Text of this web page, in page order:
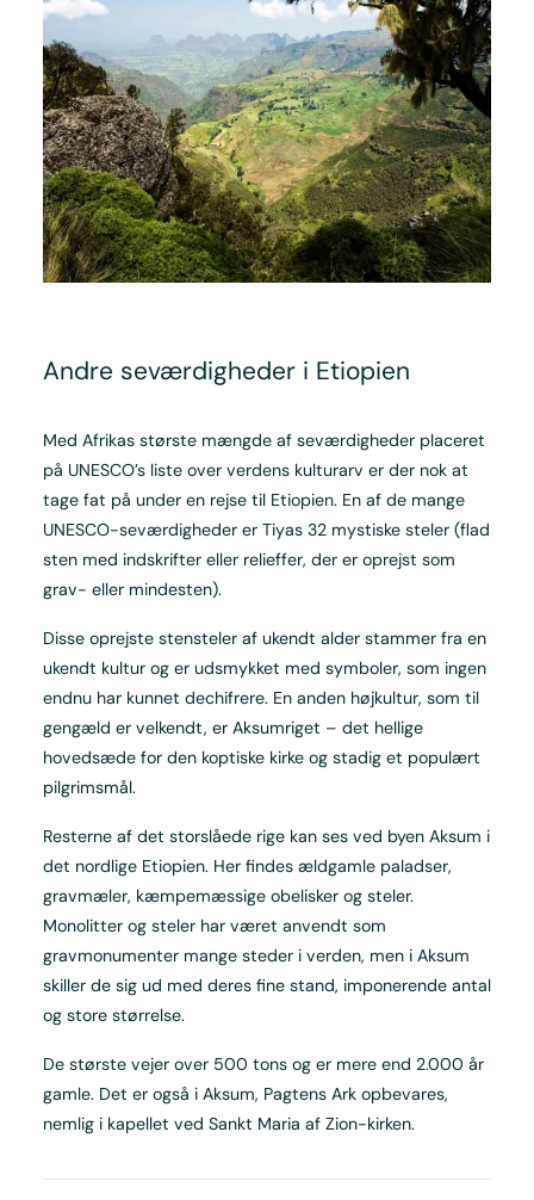
Andre seværdigheder i Etiopien
Med Afrikas største mængde af seværdigheder placeret
på UNESCO’s liste over verdens kulturarv er der nok at
tage fat på under en rejse til Etiopien. En af de mange
UNESCO-seværdigheder er Tiyas 32 mystiske steler (flad
sten med indskrifter eller relieffer, der er oprejst som
grav- eller mindesten).
Disse oprejste stensteler af ukendt alder stammer fra en
ukendt kultur og er udsmykket med symboler, som ingen
endnu har kunnet dechifrere. En anden højkultur, som til
gengæld er velkendt, er Aksumriget – det hellige
hovedsæde for den koptiske kirke og stadig et populært
pilgrimsmål.
Resterne af det storslåede rige kan ses ved byen Aksum i
det nordlige Etiopien. Her findes ældgamle paladser,
gravmæler, kæmpemæssige obelisker og steler.
Monolitter og steler har været anvendt som
gravmonumenter mange steder i verden, men i Aksum
skiller de sig ud med deres fine stand, imponerende antal
og store størrelse.
De største vejer over 500 tons og er mere end 2.000 år
gamle. Det er også i Aksum, Pagtens Ark opbevares,
nemlig i kapellet ved Sankt Maria af Zion-kirken.